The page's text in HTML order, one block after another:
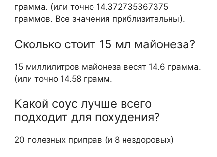
грамма. (или точно 14.372735367375
граммов. Все значения приблизительны).
Сколько стоит 15 мл майонеза?
15 миллилитров майонеза весят 14.6 грамма.
(или точно 14.58 грамм.
Какой соус лучше всего
подходит для похудения?
20 полезных приправ (и 8 нездоровых)